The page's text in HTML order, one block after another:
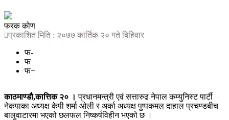
फरक कोण
प्रकाशित मिति : २०७७ कार्तिक २० गते बिहिवार
फ-
फ
फ+
काठमाण्डौ,कात्तिक २० । प्रधानमन्त्री एवं सत्तारुढ नेपाल कम्युनिस्ट पार्टी
नेकपाका अध्यक्ष केपी शर्मा ओली र अर्का अध्यक्ष पुष्पकमल दाहाल प्रचण्डबीच
बालुवाटारमा भएको छलफल निष्कर्षविहीन भएको छ ।